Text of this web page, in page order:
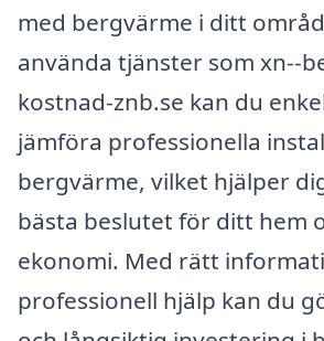
med bergvärme i ditt
använda tjänster som xn--
kostnad-znb.se kan du
jämföra professionella
bergvärme, vilket hjälper
bästa beslutet för ditt hem
ekonomi. Med rätt
professionell hjälp kan du